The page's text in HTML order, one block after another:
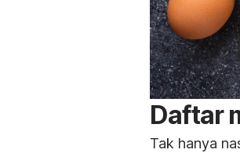
Daftar
Tak hanya